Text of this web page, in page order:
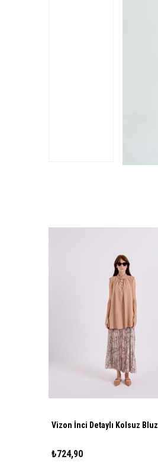
Vizon İnci Detaylı Kolsuz Bluz
₺724,90